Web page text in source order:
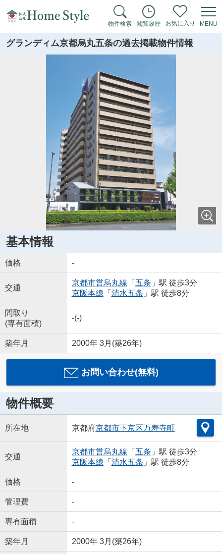
物件検索 閲覧履歴 お気に入り MENU
グランディム京都烏丸五条の過去掲載物件情報
基本情報
価格 -
交通
京都市営烏丸線 「 五条 」駅 徒歩3分
京阪本線 「 清水五条 」駅 徒歩8分
間取り
(専有面積)
-(-)
築年月 2000年 3月(築26年)
お問い合わせ(無料)
物件概要
所在地 京都府京都市下京区万寿寺町
交通
京都市営烏丸線 「 五条 」駅 徒歩3分
京阪本線 「 清水五条 」駅 徒歩8分
価格 -
管理費 -
専有面積 -
築年月 2000年 3月(築26年)